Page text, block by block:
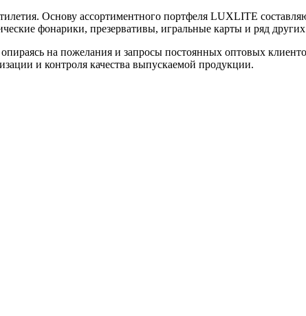
Основу ассортиментного портфеля LUXLITE
фонарики, презервативы, игральные карты и ряд
на пожелания и запросы постоянных оптовых
и контроля качества выпускаемой продукции.